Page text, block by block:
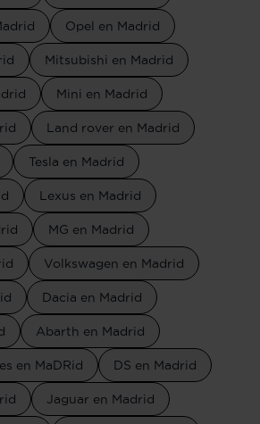
Opel en Madrid
Mitsubishi en Madrid
Mini en Madrid
Land rover en Madrid
Tesla en Madrid
Lexus en Madrid
MG en Madrid
Volkswagen en Madrid
Dacia en Madrid
Abarth en Madrid
en MaDRid DS en Madrid
Jaguar en Madrid